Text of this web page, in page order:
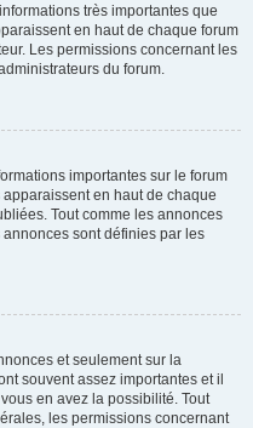
très importantes que
en haut de chaque forum
Les permissions concernant les
du forum.
importantes sur le forum
en haut de chaque
Tout comme les annonces
sont définies par les
et seulement sur la
souvent assez importantes et il
en avez la possibilité. Tout
les permissions concernant